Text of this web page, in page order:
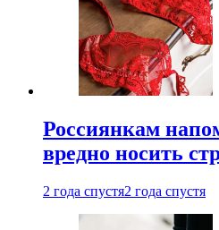
Россиянкам
вредно носить
2 года спустя2 года спустя